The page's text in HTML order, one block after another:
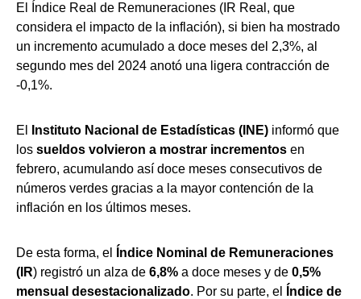
El Índice Real de Remuneraciones (IR Real, que
considera el impacto de la inflación), si bien ha mostrado
un incremento acumulado a doce meses del 2,3%, al
segundo mes del 2024 anotó una ligera contracción de
-0,1%.
El Instituto Nacional de Estadísticas (INE) informó que
los sueldos volvieron a mostrar incrementos en
febrero, acumulando así doce meses consecutivos de
números verdes gracias a la mayor contención de la
inflación en los últimos meses.
De esta forma, el
Índice Nominal de Remuneraciones
(IR) registró un alza de 6,8% a doce meses y de 0,5%
mensual desestacionalizado. Por su parte, el
Índice de